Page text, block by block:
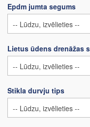
Epdm jumta segums
Lietus ūdens drenāžas
Stikla durvju tips